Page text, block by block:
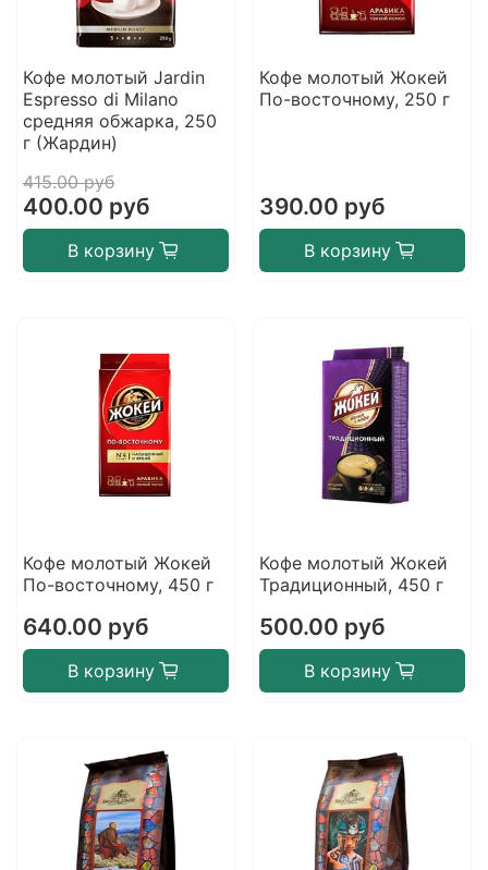
Кофе молотый Jardin
Espresso di Milano
средняя обжарка, 250
г (Жардин)
415.00 руб
400.00 руб
В корзину
Кофе молотый Жокей
По-восточному, 250 г
390.00 руб
В корзину
Кофе молотый Жокей
По-восточному, 450 г
640.00 руб
В корзину
Кофе молотый Жокей
Традиционный, 450 г
500.00 руб
В корзину